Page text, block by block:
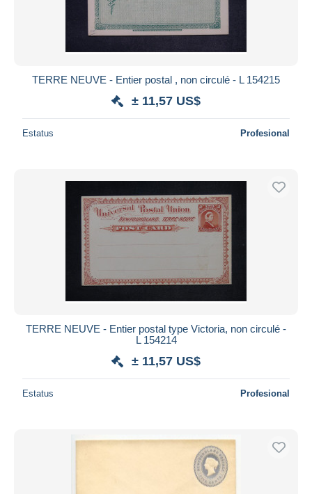
TERRE NEUVE - Entier postal , non circulé - L 154215
± 11,57 US$
Estatus Profesional
TERRE NEUVE - Entier postal type Victoria, non circulé -
L 154214
± 11,57 US$
Estatus Profesional